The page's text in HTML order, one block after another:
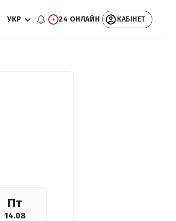
УКР 24 ОНЛАЙН КАБІНЕТ
Пт
14.08